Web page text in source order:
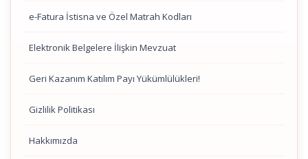
e-Fatura İstisna ve Özel Matrah Kodları
Elektronik Belgelere İlişkin Mevzuat
Geri Kazanım Katılım Payı Yükümlülükleri!
Gizlilik Politikası
Hakkımızda